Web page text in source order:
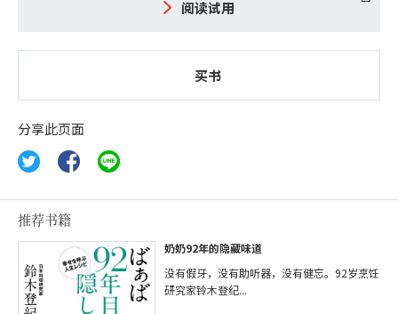
阅读试用
买书
分享此页面
推荐书籍
奶奶92年的隐藏味道
没有假牙，没有助听器，没有健忘。92岁烹饪
研究家铃木登纪...